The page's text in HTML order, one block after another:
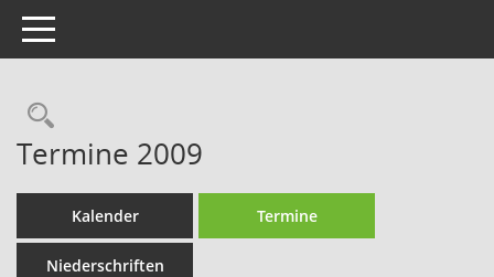
Toggle navigation
Rechercheauswahl
Termine 2009
Kalender Termine
Niederschriften